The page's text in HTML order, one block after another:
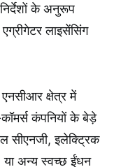
के अनुरूप
लाइसेंसिंग
क्षेत्र में
कंपनियों के बेड़े
सीएनजी, इलेक्ट्रिक
या अन्य स्वच्छ ईंधन